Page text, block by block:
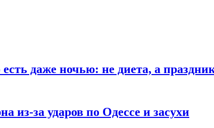
даже ночью: не диета, а
из-за ударов по Одессе и засухи